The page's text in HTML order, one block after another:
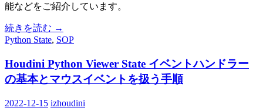
能などをご紹介しています。
続きを読む →
Python State, SOP
Houdini Python Viewer State イベントハンドラー
の基本とマウスイベントを扱う手順
2022-12-15 izhoudini